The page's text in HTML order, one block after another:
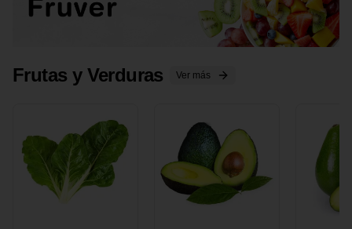
Frutas y Verduras Ver más